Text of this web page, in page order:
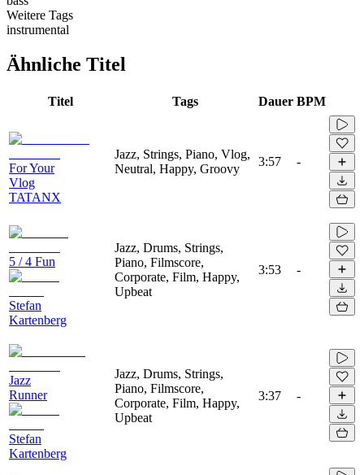
Weitere Tags
instrumental
Ähnliche Titel
Titel Tags Dauer BPM
For Your
Vlog
TATANX
Jazz, Strings, Piano, Vlog,
Neutral, Happy, Groovy
3:57 -
5 / 4 Fun
Stefan
Kartenberg
Jazz, Drums, Strings,
Piano, Filmscore,
Corporate, Film, Happy,
Upbeat
3:53 -
Jazz
Runner
Stefan
Kartenberg
Jazz, Drums, Strings,
Piano, Filmscore,
Corporate, Film, Happy,
Upbeat
3:37 -